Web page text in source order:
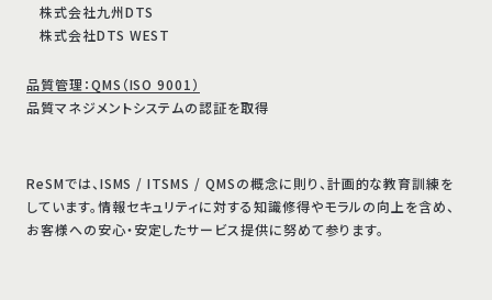
株式会社九州DTS
株式会社DTS WEST
品質管理：QMS（ISO 9001）
品質マネジメントシステムの認証を取得
ReSMでは、ISMS / ITSMS / QMSの概念に則り、計画的な教育訓練を
しています。情報セキュリティに対する知識修得やモラルの向上を含め、
お客様への安心・安定したサービス提供に努めて参ります。